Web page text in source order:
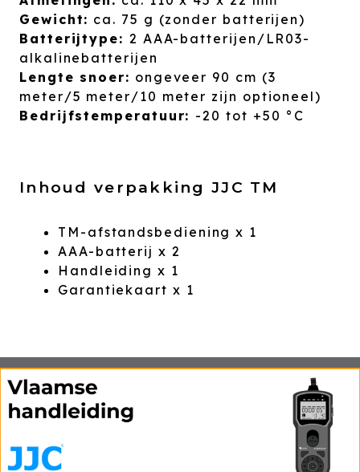
Gewicht: ca. 75 g (zonder batterijen)
Batterijtype: 2 AAA-batterijen/LR03-
alkalinebatterijen
Lengte snoer: ongeveer 90 cm (3
meter/5 meter/10 meter zijn optioneel)
Bedrijfstemperatuur: -20 tot +50 °C
Inhoud verpakking JJC TM
TM-afstandsbediening x 1
AAA-batterij x 2
Handleiding x 1
Garantiekaart x 1